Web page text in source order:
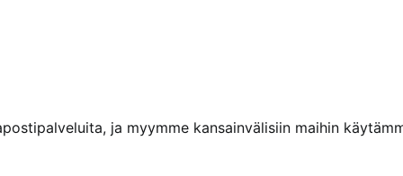
ja myymme kansainvälisiin maihin